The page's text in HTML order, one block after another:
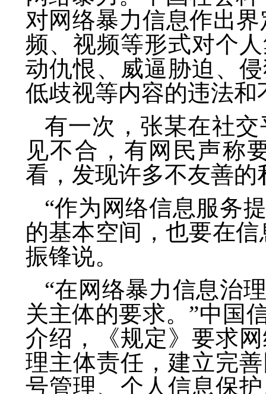
对网络暴力信息作出
频、视频等形式对个
动仇恨、威逼胁迫、
低歧视等内容的违法和
有一次，张某在社
见不合，有网民声称
看，发现许多不友善
“作为网络信息服务
的基本空间，也要在
振锋说。
“在网络暴力信息治
关主体的要求。”中国
介绍，《规定》要求
理主体责任，建立完
号管理、个人信息保